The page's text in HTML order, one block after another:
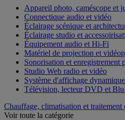
Appareil photo, caméscope et
Connectique audio et vidéo
Éclairage scénique et
Éclairage studio et
Équipement audio et Hi-Fi
Matériel de projection et
Sonorisation et enregistrement
Studio Web radio et vidéo
Système d'affichage
Télévision, lecteur DVD et
Chauffage, climatisation et traitement
Voir toute la catégorie